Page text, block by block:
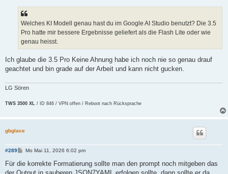
Welches KI Modell genau hast du im Google AI Studio benutzt? Die 3.5
Pro hatte mir bessere Ergebnisse geliefert als die Flash Lite oder wie
genau heisst.
Ich glaube die 3.5 Pro Keine Ahnung habe ich noch nie so genau drauf
geachtet und bin grade auf der Arbeit und kann nicht gucken.
LG Sören
TWS 3500 XL / ID 846 / VPN:offen / Reboot nach Rücksprache
gbglace
#289
B
i
Mo Mai 11, 2026 6:02 pm
Für die korrekte Formatierung sollte man den prompt noch mitgeben das